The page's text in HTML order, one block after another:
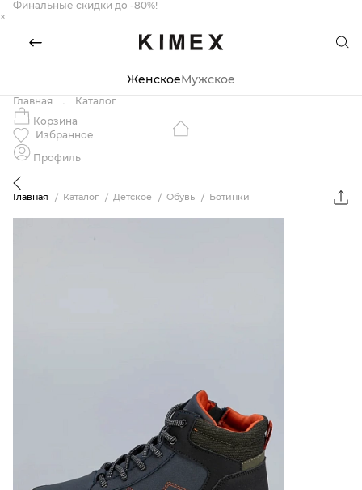
Финальные скидки до -80%!
×
ЖенскоеМужское
Главная
Каталог
Корзина
Избранное
Профиль
Главная Каталог Детское Обувь Ботинки